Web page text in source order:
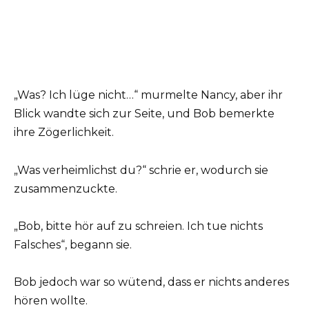
„Was? Ich lüge nicht…“ murmelte Nancy, aber ihr
Blick wandte sich zur Seite, und Bob bemerkte
ihre Zögerlichkeit.
„Was verheimlichst du?“ schrie er, wodurch sie
zusammenzuckte.
„Bob, bitte hör auf zu schreien. Ich tue nichts
Falsches“, begann sie.
Bob jedoch war so wütend, dass er nichts anderes
hören wollte.